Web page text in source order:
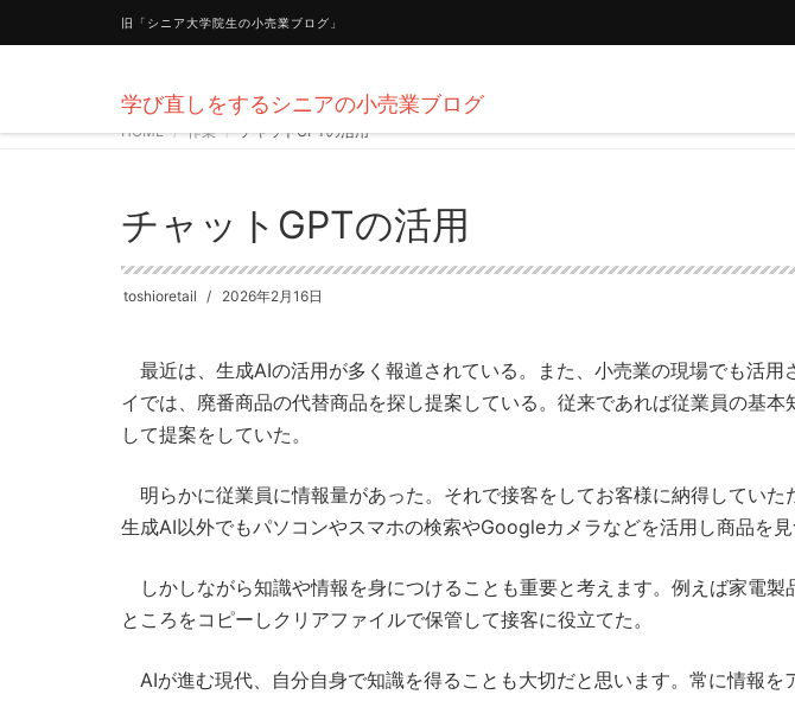
旧「シニア大学院生の小売業ブログ」
学び直しをするシニアの小売業ブログ
HOME 作業 チャットGPTの活用
チャットGPTの活用
toshioretail 2026年2月16日
最近は、生成AIの活用が多く報道されている。また、小売業の現場でも活用
イでは、廃番商品の代替商品を探し提案している。従来であれば従業員の基本
して提案をしていた。
明らかに従業員に情報量があった。それで接客をしてお客様に納得していた
生成AI以外でもパソコンやスマホの検索やGoogleカメラなどを活用し商品を見
しかしながら知識や情報を身につけることも重要と考えます。例えば家電製
ところをコピーしクリアファイルで保管して接客に役立てた。
AIが進む現代、自分自身で知識を得ることも大切だと思います。常に情報を